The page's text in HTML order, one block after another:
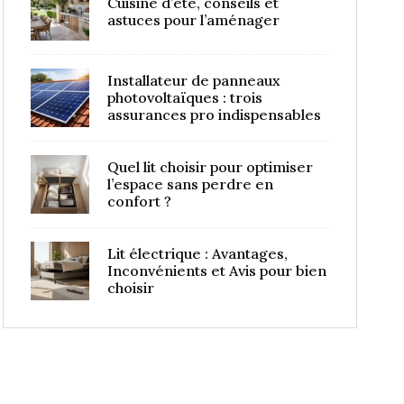
astuces pour l’aménager
Installateur de panneaux
photovoltaïques : trois
assurances pro indispensables
Quel lit choisir pour optimiser
l’espace sans perdre en
confort ?
Lit électrique : Avantages,
Inconvénients et Avis pour bien
choisir